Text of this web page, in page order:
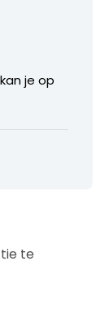
je op
te